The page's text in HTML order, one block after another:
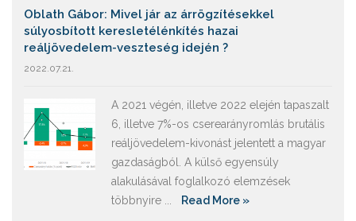
Oblath Gábor: Mivel jár az árrögzítésekkel
súlyosbított keresletélénkítés hazai
reáljövedelem-veszteség idején ?
2022.07.21.
A 2021 végén, illetve 2022 elején tapaszalt
6, illetve 7%-os cserearányromlás brutális
reáljövedelem-kivonást jelentett a magyar
gazdaságból. A külső egyensúly
alakulásával foglalkozó elemzések
többnyire ...
Read More »